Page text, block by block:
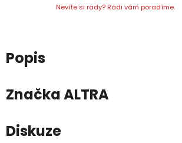
Nevíte si rady? Rádi vám poradíme.
Popis
ZnačkaALTRA
Diskuze